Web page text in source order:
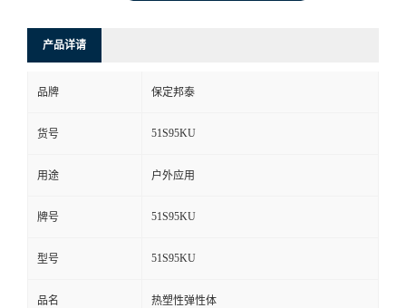
产品详请
品牌 保定邦泰
货号 51S95KU
用途 户外应用
牌号 51S95KU
型号 51S95KU
品名 热塑性弹性体